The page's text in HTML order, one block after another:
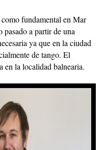
fundamental en Mar
a partir de una
ya que en la ciudad
de tango. El
en la localidad balnearia.